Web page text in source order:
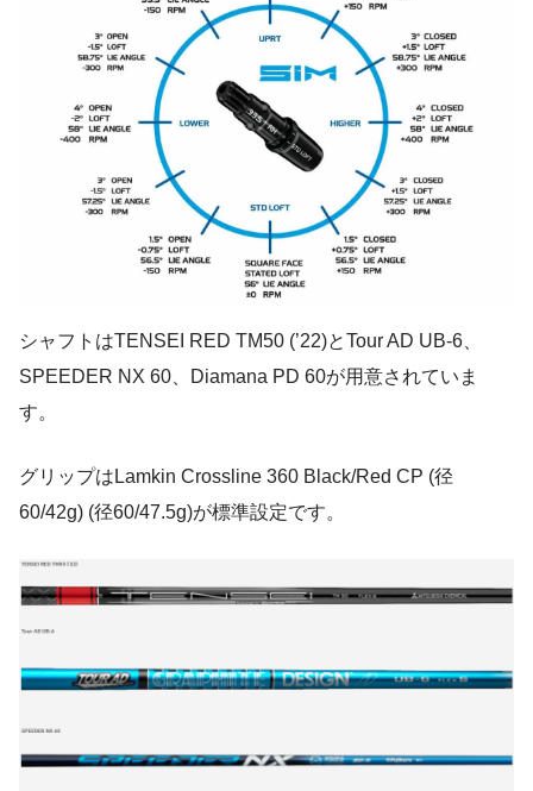
シャフトはTENSEI RED TM50 (’22)とTour AD UB-6、
SPEEDER NX 60、Diamana PD 60が用意されていま
す。
グリップはLamkin Crossline 360 Black/Red CP (径
60/42g) (径60/47.5g)が標準設定です。